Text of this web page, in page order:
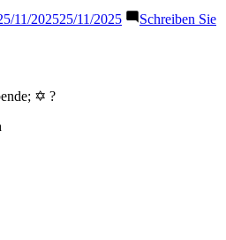
11/202525/11/2025
Schreiben Sie
✡ ?